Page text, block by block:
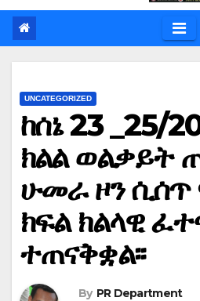
UNCATEGORIZED
ከሰኔ 23 _25/
ክልል ወልቃይት
ሁመራ ዞን ሲሰጥ
ክፍል ክልላዊ
ተጠናቅቋል፡፡
By PR Department